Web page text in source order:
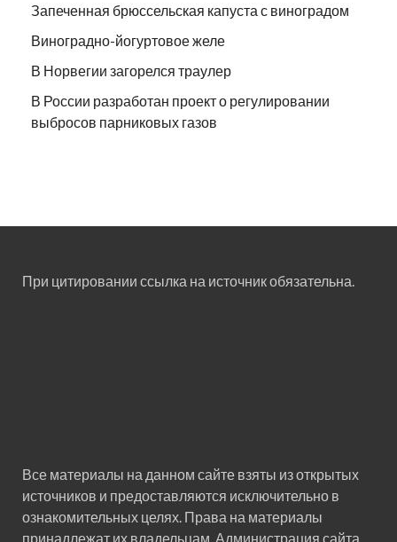
Запеченная брюссельская капуста с виноградом
Виноградно-йогуртовое желе
В Норвегии загорелся траулер
В России разработан проект о регулировании
выбросов парниковых газов
При цитировании ссылка на источник обязательна.
Все материалы на данном сайте взяты из открытых
источников и предоставляются исключительно в
ознакомительных целях. Права на материалы
принадлежат их владельцам. Администрация сайта